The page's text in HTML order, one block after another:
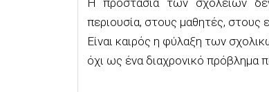
περιουσία, στους μαθητές, στους
Είναι καιρός η φύλαξη των
όχι ως ένα διαχρονικό πρόβλημα